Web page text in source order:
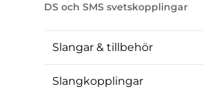
DS och SMS svetskopplingar
Slangar & tillbehör
Slangkopplingar